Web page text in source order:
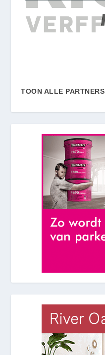
TOON ALLE PARTNERS